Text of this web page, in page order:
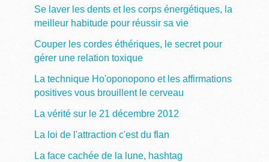
Se laver les dents et les corps énergétiques, la
meilleur habitude pour réussir sa vie
Couper les cordes éthériques, le secret pour
gérer une relation toxique
La technique Ho'oponopono et les affirmations
positives vous brouillent le cerveau
La vérité sur le 21 décembre 2012
La loi de l'attraction c'est du flan
La face cachée de la lune, hashtag